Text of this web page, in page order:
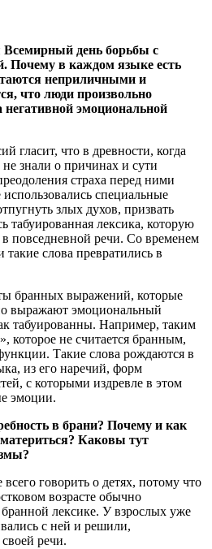
Всемирный день борьбы с
Почему в каждом языке есть
неприличными и
что люди произвольно
негативной эмоциональной
гласит, что в древности, когда
знали о причинах и сути
страха перед ними
специальные
злых духов, призвать
табуированная лексика, которую
в повседневной речи. Со временем
слова превратились в
бранных выражений, которые
выражают эмоциональный
табуированны. Например, таким
которое не считается бранным,
Такие слова рождаются в
из его наречий, форм
с которыми издревле в этом
эмоции.
в брани? Почему и как
Каковы тут
говорить о детях, потому что
возрасте обычно
лексике. У взрослых уже
с ней и решили,
речи.